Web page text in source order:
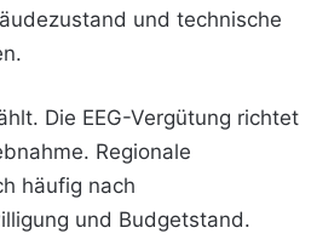
und technische
Die EEG-Vergütung richtet
Regionale
häufig nach
und Budgetstand.